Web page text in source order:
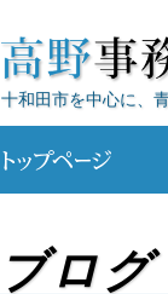
十和田市を中心に、
ブログ